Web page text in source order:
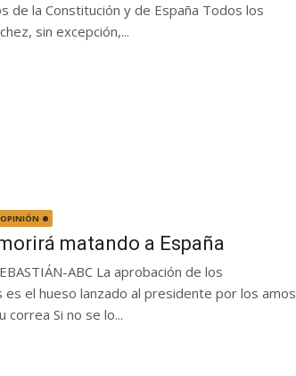
de la Constitución y de España Todos los
sin excepción,...
OPINIÓN
matando a España
ABC La aprobación de los
el hueso lanzado al presidente por los amos
correa Si no se lo...